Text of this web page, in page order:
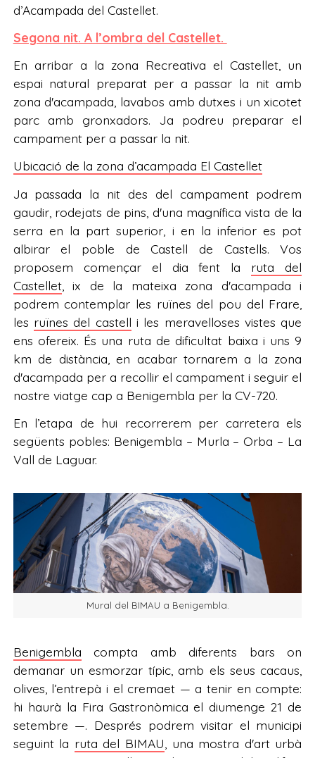
d’Acampada del Castellet.
Segona nit. A l’ombra del Castellet.
En arribar a la zona Recreativa el Castellet, un
espai natural preparat per a passar la nit amb
zona d'acampada, lavabos amb dutxes i un xicotet
parc amb gronxadors. Ja podreu preparar el
campament per a passar la nit.
Ubicació de la zona d’acampada El Castellet
Ja passada la nit des del campament podrem
gaudir, rodejats de pins, d'una magnífica vista de la
serra en la part superior, i en la inferior es pot
albirar el poble de Castell de Castells. Vos
proposem començar el dia fent la ruta del
Castellet, ix de la mateixa zona d'acampada i
podrem contemplar les ruïnes del pou del Frare,
les ruïnes del castell i les meravelloses vistes que
ens ofereix. És una ruta de dificultat baixa i uns 9
km de distància, en acabar tornarem a la zona
d'acampada per a recollir el campament i seguir el
nostre viatge cap a Benigembla per la CV-720.
En l’etapa de hui recorrerem per carretera els
següents pobles: Benigembla – Murla – Orba – La
Vall de Laguar.
Mural del BIMAU a Benigembla.
Benigembla compta amb diferents bars on
demanar un esmorzar típic, amb els seus cacaus,
olives, l’entrepà i el cremaet — a tenir en compte:
hi haurà la Fira Gastronòmica el diumenge 21 de
setembre —. Després podrem visitar el municipi
seguint la ruta del BIMAU , una mostra d'art urbà